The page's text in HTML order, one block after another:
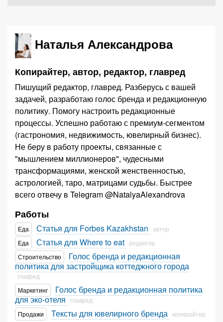
Наталья Александрова
Копирайтер, автор, редактор, главред
Пишущий редактор, главред. Разберусь с вашей
задачей, разработаю голос бренда и редакционную
политику. Помогу настроить редакционные
процессы. Успешно работаю с премиум-сегментом
(гастрономия, недвижимость, ювелирный бизнес).
Не беру в работу проекты, связанные с
"мышлением миллионеров", чудесными
трансформациями, женской женственностью,
астрологией, таро, матрицами судьбы. Быстрее
всего отвечу в Telegram @NatalyaAlexandrova
Работы
Еда Статья для Forbes Kazakhstan автор
Еда
Статья для Where to eat редактор
Строительство
Голос бренда и редакционная
политика для застройщика коттеджного города
главред
Маркетинг
Голос бренда и редакционная политика
для эко-отеля главред
Продажи
Тексты для ювелирного бренда копирайтер